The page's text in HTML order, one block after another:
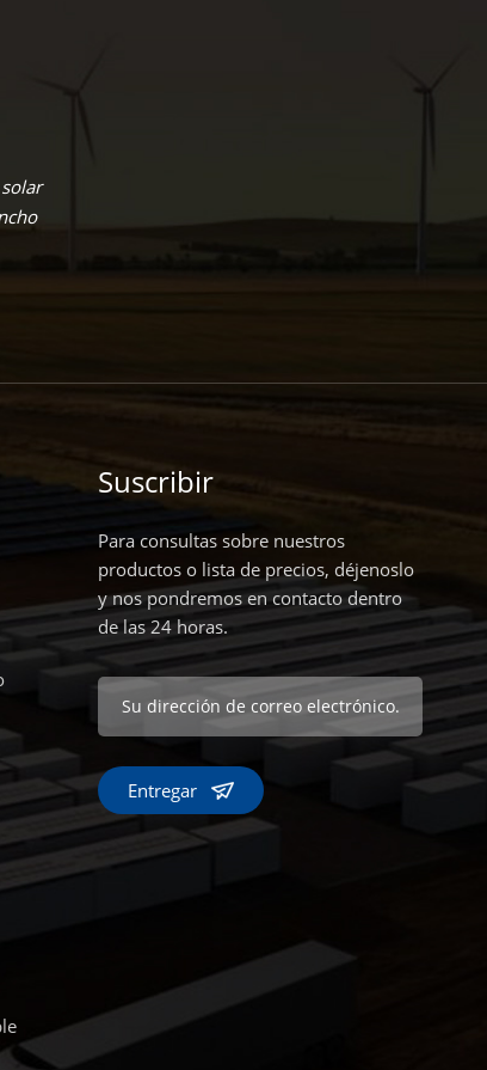
Suscribir
Para consultas sobre nuestros
productos o lista de precios, déjenoslo
y nos pondremos en contacto dentro
de las 24 horas.
Entregar